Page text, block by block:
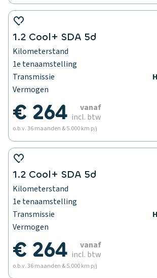
1.2 Cool+ SDA 5d
Kilometerstand
1e tenaamstelling
Transmissie
Vermogen
€ 264
vanaf
incl. btw
o.b.v. 36 maanden & 5.000 km p/j
1.2 Cool+ SDA 5d
Kilometerstand
1e tenaamstelling
Transmissie
Vermogen
€ 264
vanaf
incl. btw
o.b.v. 36 maanden & 5.000 km p/j